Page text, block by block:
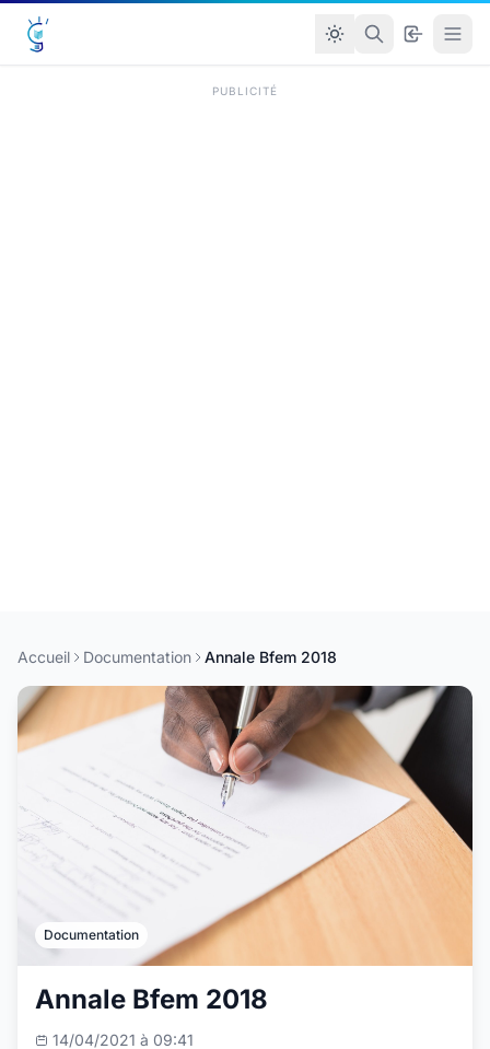
PUBLICITÉ
Accueil Documentation Annale Bfem 2018
Documentation
Annale Bfem 2018
14/04/2021 à 09:41